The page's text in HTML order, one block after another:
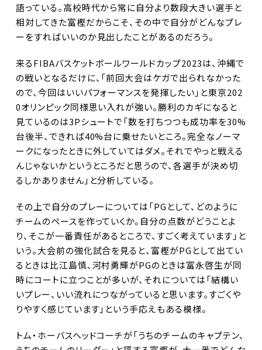
語っている。高校時代から常に自分より数段大きい選手と
相対してきた富樫だからこそ、その中で自分がどんなプレ
ーをすればいいのか見出したことがあるのだろう。
来るFIBAバスケットボールワールドカップ2023は、沖縄で
の戦いとなるだけに、「前回大会はケガで出られなかった
ので、今回はいいパフォーマンスを発揮したい」と東京202
0オリンピック同様思い入れが強い。勝利のカギになると
見ているのは3Pシュートで「数を打ちつつも成功率を30%
台後半、できれば40%台に乗せたいところ。完全なノーマ
ークになったときに外していてはダメ。それでやっと戦える
んじゃないかというところだと思うので、各選手が決め切
るしかありません」と分析している。
その上で自分のプレーについては「PGとして、どのように
チームのペースを作っていくか。自分の点数がどうことよ
り、そこが一番責任があるところで、すごく考えています」と
いう。大会前の強化試合を見ると、富樫がPGとして出てい
るときは比江島慎、河村勇輝がPGのときは富永啓生が同
時にコートに立つことが多いが、それについては「結構い
いプレー、いい流れにつながっていると思います。すごくや
りやすく感じています」という手応えもある模様。
トム・ホーバスヘッドコーチが「うちのチームのキャプテン、